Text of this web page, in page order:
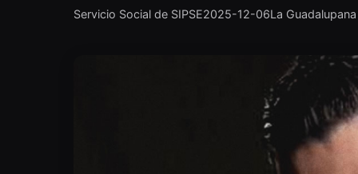
Servicio Social de SIPSE2025-12-06La